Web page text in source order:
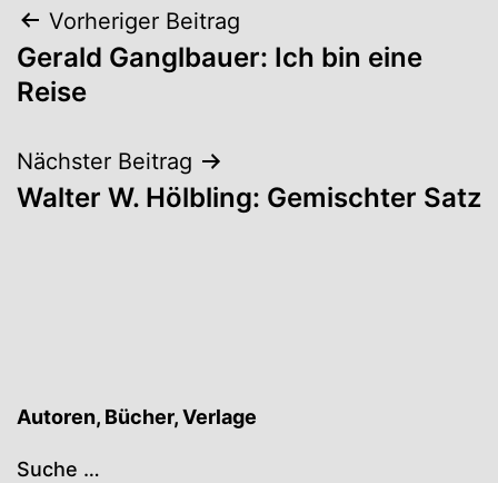
Beitrags-
Navigation
Vorheriger Beitrag
Gerald Ganglbauer: Ich bin eine
Reise
Nächster Beitrag
Walter W. Hölbling: Gemischter Satz
Autoren, Bücher, Verlage
Suche …